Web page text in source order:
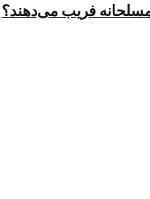
فریب می‌دهند؟